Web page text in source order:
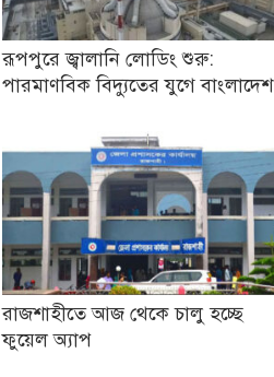
রূপপুরে জ্বালানি লোডিং শুরু:
পারমাণবিক বিদ্যুতের যুগে বাংলাদেশ
রাজশাহীতে আজ থেকে চালু হচ্ছে
ফুয়েল অ্যাপ